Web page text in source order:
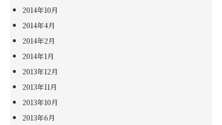
2014年10月
2014年4月
2014年2月
2014年1月
2013年12月
2013年11月
2013年10月
2013年6月